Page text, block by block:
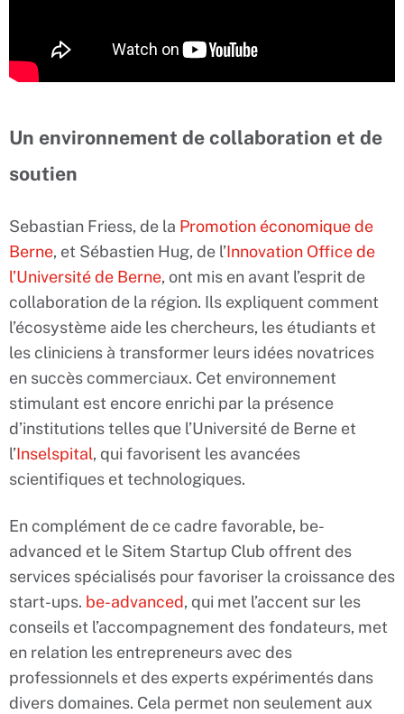
Un environnement de collaboration et de
soutien
Sebastian Friess, de la Promotion économique de
Berne, et Sébastien Hug, de l’Innovation Office de
l’Université de Berne, ont mis en avant l’esprit de
collaboration de la région. Ils expliquent comment
l’écosystème aide les chercheurs, les étudiants et
les cliniciens à transformer leurs idées novatrices
en succès commerciaux. Cet environnement
stimulant est encore enrichi par la présence
d’institutions telles que l’Université de Berne et
l’Inselspital, qui favorisent les avancées
scientifiques et technologiques.
En complément de ce cadre favorable, be-
advanced et le Sitem Startup Club offrent des
services spécialisés pour favoriser la croissance des
start-ups. be-advanced, qui met l’accent sur les
conseils et l’accompagnement des fondateurs, met
en relation les entrepreneurs avec des
professionnels et des experts expérimentés dans
divers domaines. Cela permet non seulement aux